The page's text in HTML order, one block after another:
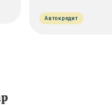
Автокредит